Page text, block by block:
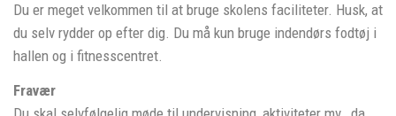
Du er meget velkommen til at bruge skolens faciliteter. Husk, at
du selv rydder op efter dig. Du må kun bruge indendørs fodtøj i
hallen og i fitnesscentret.
Fravær